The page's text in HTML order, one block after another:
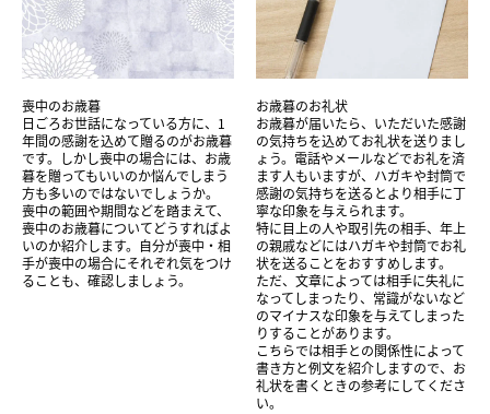
喪中のお歳暮
日ごろお世話になっている方に、1
年間の感謝を込めて贈るのがお歳暮
です。しかし喪中の場合には、お歳
暮を贈ってもいいのか悩んでしまう
方も多いのではないでしょうか。
喪中の範囲や期間などを踏まえて、
喪中のお歳暮についてどうすればよ
いのか紹介します。自分が喪中・相
手が喪中の場合にそれぞれ気をつけ
ることも、確認しましょう。
お歳暮のお礼状
お歳暮が届いたら、いただいた感謝
の気持ちを込めてお礼状を送りまし
ょう。電話やメールなどでお礼を済
ます人もいますが、ハガキや封筒で
感謝の気持ちを送るとより相手に丁
寧な印象を与えられます。
特に目上の人や取引先の相手、年上
の親戚などにはハガキや封筒でお礼
状を送ることをおすすめします。
ただ、文章によっては相手に失礼に
なってしまったり、常識がないなど
のマイナスな印象を与えてしまった
りすることがあります。
こちらでは相手との関係性によって
書き方と例文を紹介しますので、お
礼状を書くときの参考にしてくださ
い。